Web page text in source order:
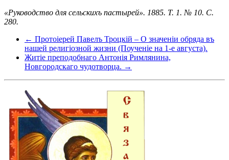
«Руководство для сельскихъ пастырей». 1885. Т. 1. № 10. С.
280.
← Протоіерей Павелъ Троцкій – О значеніи обряда въ
нашей религіозной жизни (Поученіе на 1-е августа).
Житіе преподобнаго Антонія Римлянина,
Новгородскаго чудотворца. →